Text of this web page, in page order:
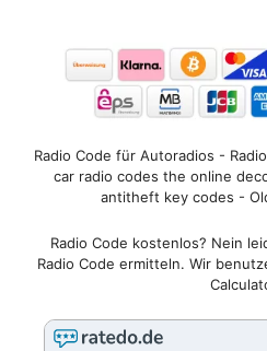
Radio Code für Autoradios -
car radio codes the online
antitheft key codes -
Radio Code kostenlos? Nein
Radio Code ermitteln. Wir